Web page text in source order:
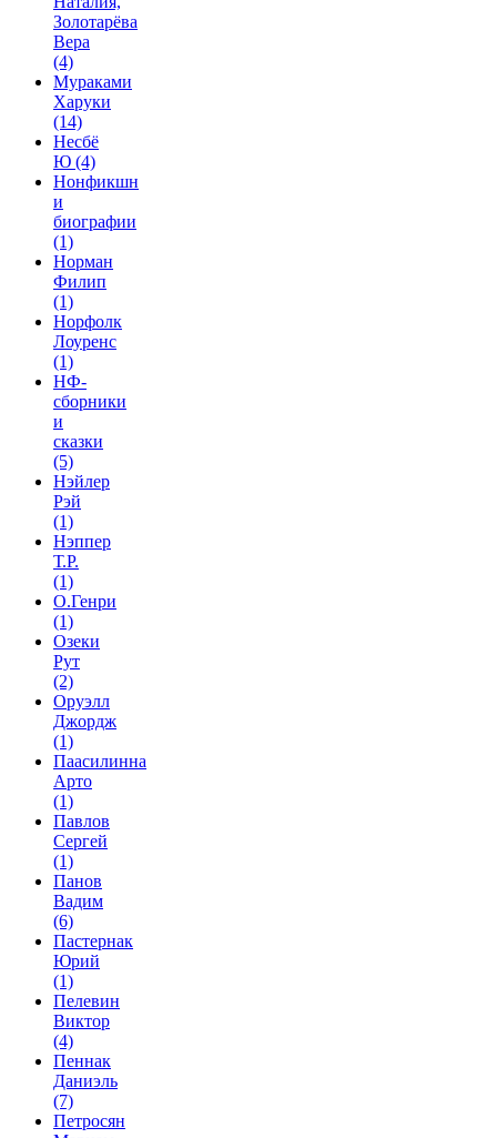
Золотарёва
Вера
(4)
Мураками
Харуки
(14)
Несбё
Ю (4)
Нонфикшн
и
биографии
(1)
Норман
Филип
(1)
Норфолк
Лоуренс
(1)
НФ-
сборники
и
сказки
(5)
Нэйлер
Рэй
(1)
Нэппер
Т.Р.
(1)
О.Генри
(1)
Озеки
Рут
(2)
Оруэлл
Джордж
(1)
Паасилинна
Арто
(1)
Павлов
Сергей
(1)
Панов
Вадим
(6)
Пастернак
Юрий
(1)
Пелевин
Виктор
(4)
Пеннак
Даниэль
(7)
Петросян